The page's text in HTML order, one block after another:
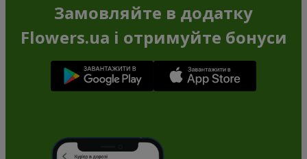
Замовляйте в додатку
Flowers.ua і отримуйте бонуси